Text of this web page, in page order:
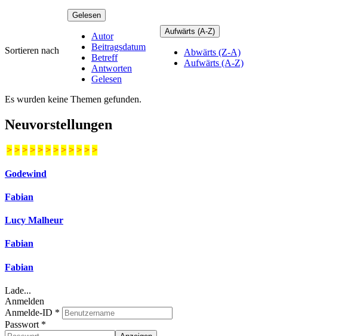
Sortieren nach
Gelesen
Autor
Beitragsdatum
Betreff
Antworten
Gelesen
Aufwärts (A-Z)
Abwärts (Z-A)
Aufwärts (A-Z)
Es wurden keine Themen gefunden.
Neuvorstellungen
> > > > > > > > > > > >
Godewind
Fabian
Lucy Malheur
Fabian
Fabian
Lade...
Anmelden
Anmelde-ID *
Passwort *